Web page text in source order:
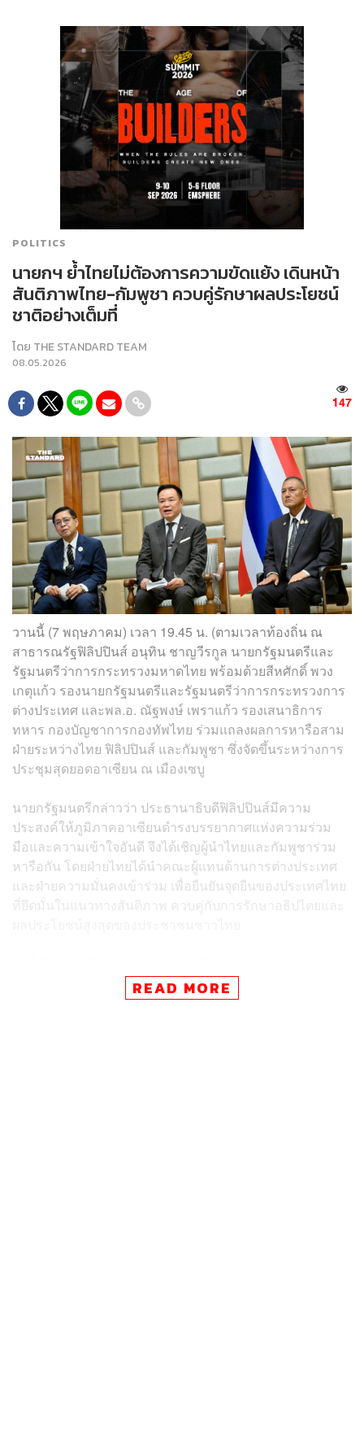
POLITICS
นายกฯ ย้ำไทยไม่ต้องการความขัดแย้ง เดินหน้า
สันติภาพไทย-กัมพูชา ควบคู่รักษาผลประโยชน์
ชาติอย่างเต็มที่
โดย THE STANDARD TEAM
08.05.2026
147
วานนี้ (7 พฤษภาคม) เวลา 19.45 น. (ตามเวลาท้องถิ่น ณ
สาธารณรัฐฟิลิปปินส์ อนุทิน ชาญวีรกูล นายกรัฐมนตรีและ
รัฐมนตรีว่าการกระทรวงมหาดไทย พร้อมด้วยสีหศักดิ์ พวง
เกตุแก้ว รองนายกรัฐมนตรีและรัฐมนตรีว่าการกระทรวงการ
ต่างประเทศ และพล.อ. ณัฐพงษ์ เพราแก้ว รองเสนาธิการ
ทหาร กองบัญชาการกองทัพไทย ร่วมแถลงผลการหารือสาม
ฝ่ายระหว่างไทย ฟิลิปปินส์ และกัมพูชา ซึ่งจัดขึ้นระหว่างการ
ประชุมสุดยอดอาเซียน ณ เมืองเซบู
นายกรัฐมนตรีกล่าวว่า ประธานาธิบดีฟิลิปปินส์มีความ
ประสงค์ให้ภูมิภาคอาเซียนดำรงบรรยากาศแห่งความร่วม
มือและความเข้าใจอันดี จึงได้เชิญผู้นำไทยและกัมพูชาร่วม
หารือกัน โดยฝ่ายไทยได้นำคณะผู้แทนด้านการต่างประเทศ
และฝ่ายความมั่นคงเข้าร่วม เพื่อยืนยันจุดยืนของประเทศไทย
ที่ยึดมั่นในแนวทางสันติภาพ ควบคู่กับการรักษาอธิปไตยและ
ความมั่นคง รวมถึงการประสานความร่วมมือทางทหาร
ระหว่างไทยและกัมพูชา ซึ่งเป็นไปตามข้อตกลงที่ทั้งสองฝ่าย
READ MORE